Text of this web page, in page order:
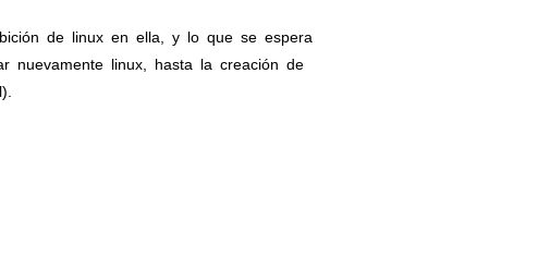
de linux en ella, y lo que se espera
nuevamente linux, hasta la creación de